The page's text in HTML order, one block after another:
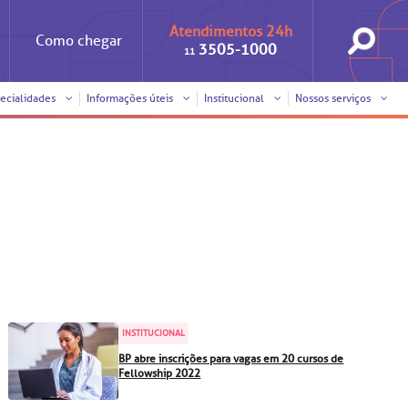
Como chegar Atendimentos 24h
11 3505-1000
Informações úteis Institucional Nossos serviços
Voluntariado
Comitê de Bioética
Solicitação de cópia de
prontuário médico
Solicitação de orçamento
INSTITUCIONAL
BP abre inscrições para vagas em 20 cursos de
Fellowship 2022